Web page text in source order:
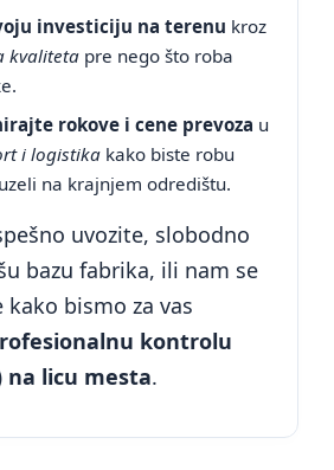
investiciju na terenu kroz
kvaliteta pre nego što roba
rokove i cene prevoza u
i logistika kako biste robu
na krajnjem odredištu.
uvozite, slobodno
bazu fabrika, ili nam se
bismo za vas
kontrolu
na licu mesta.